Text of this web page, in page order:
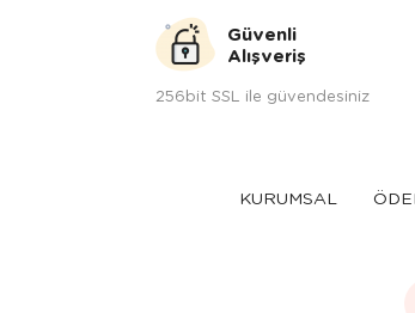
Güvenli
Alışveriş
256bit SSL ile güvendesiniz
KURUMSAL